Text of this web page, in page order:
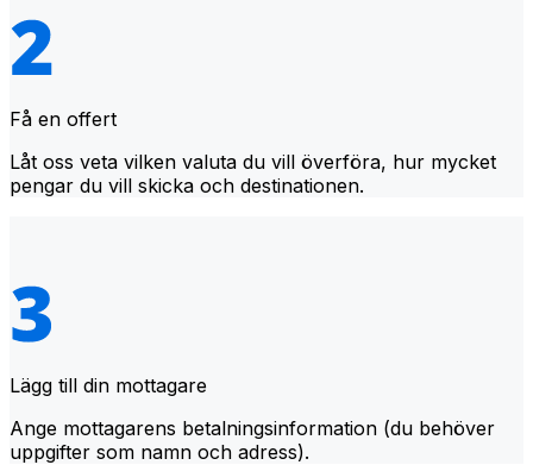
Få en offert
Låt oss veta vilken valuta du vill överföra, hur mycket
pengar du vill skicka och destinationen.
Lägg till din mottagare
Ange mottagarens betalningsinformation (du behöver
uppgifter som namn och adress).